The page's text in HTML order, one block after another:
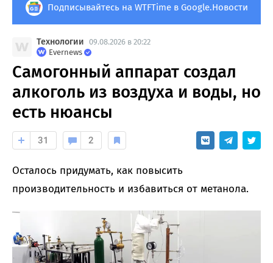
Подписывайтесь на WTFTime в Google.Новости
Технологии 09.08.2026 в 20:22
Evernews
Самогонный аппарат создал
алкоголь из воздуха и воды, но
есть нюансы
31 2
Осталось придумать, как повысить
производительность и избавиться от метанола.